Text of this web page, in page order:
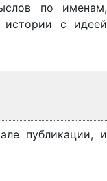
по именам,
с идеей
публикации, и